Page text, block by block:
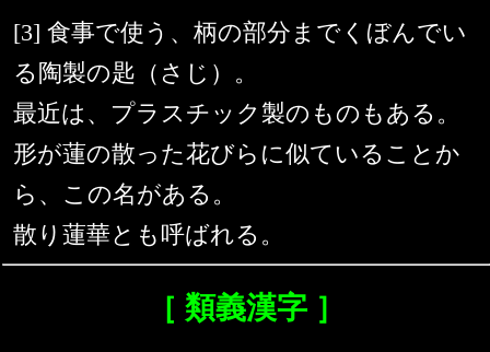
[3] 食事で使う、柄の部分までくぼんでい
る陶製の匙（さじ）。
最近は、プラスチック製のものもある。
形が蓮の散った花びらに似ていることか
ら、この名がある。
散り蓮華とも呼ばれる。
［ 類義漢字 ］